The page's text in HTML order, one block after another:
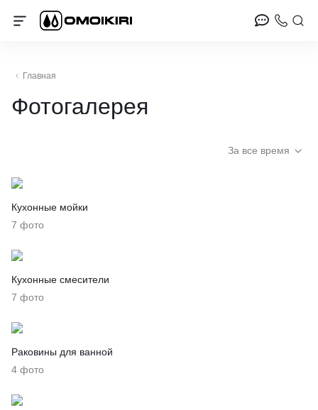
Главная
Фотогалерея
За все время
7 фото
Кухонные мойки
7 фото
Кухонные смесители
4 фото
Раковины для ванной